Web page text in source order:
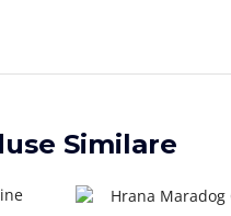
Similare